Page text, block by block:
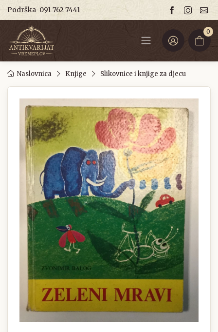
Podrška 091 762 7441
0
Naslovnica Knjige Slikovnice i knjige za djecu